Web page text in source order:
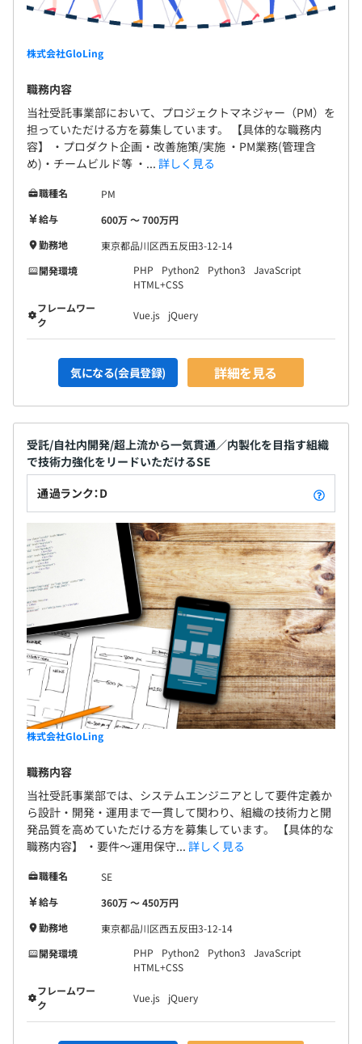
あり(6カ月（7カ月目から正社員）)
契約更新の判断基準
本人の能力、業務量、業務成績、勤務態度、会社の経営状
契約更新の上限
なし
3カ月（期間中、待遇の変更はありません）
株式会社GloLing
職務内容
当社受託事業部において、プロジェクトマネジャー（PM）を
担っていただける方を募集しています。 【具体的な職務内
容】 ・プロダクト企画・改善施策/実施 ・PM業務(管理含
め)・チームビルド等 ・... 詳しく見る
職種名
PM
給与
600万 〜 700万円
勤務地
東京都品川区西五反田3-12-14
開発環境
PHP Python2 Python3
JavaScript
HTML+CSS
フレームワー
ク
Vue.js jQuery
気になる(会員登録) 詳細を見る
受託/自社内開発/超上流から一気貫通／内製化を目指す組織
で技術力強化をリードいただけるSE
通過ランク：D
株式会社GloLing
職務内容
当社受託事業部では、システムエンジニアとして要件定義か
ら設計・開発・運用まで一貫して関わり、組織の技術力と開
発品質を高めていただける方を募集しています。 【具体的な
職務内容】 ・要件〜運用保守... 詳しく見る
職種名
SE
給与
360万 〜 450万円
勤務地
東京都品川区西五反田3-12-14
開発環境
PHP Python2 Python3
JavaScript
HTML+CSS
フレームワー
ク
Vue.js jQuery